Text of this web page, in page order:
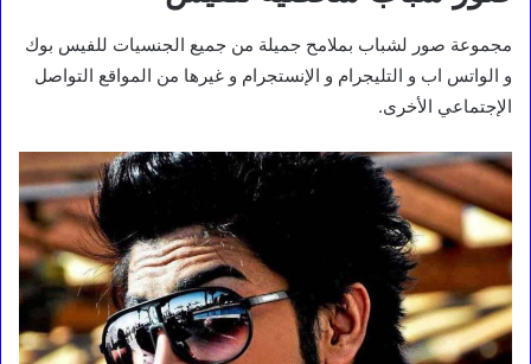
مجموعة صور لشباب بملامح جميلة من جميع الجنسيات للفيس بوك
و الواتس اب و التليجرام و الإنستجرام و غيرها من المواقع التواصل
الإجتماعي الأخرى.